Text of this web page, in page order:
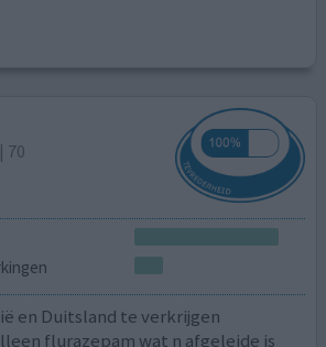
70
en Duitsland te verkrijgen
flurazepam wat n afgeleide is